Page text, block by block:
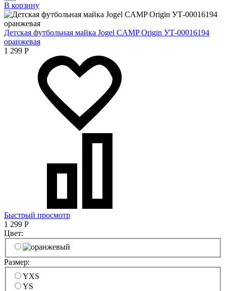
В корзину
Детская футбольная майка Jogel CAMP Origin УТ-00016194
оранжевая
1 299 Р
Быстрый просмотр
1 299 Р
Цвет:
Размер:
YXS
YS